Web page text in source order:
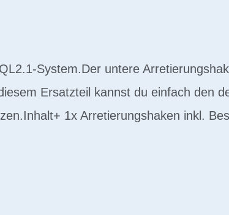
System.Der untere
Ersatzteil kannst du einfach den
1x Arretierungshaken inkl.